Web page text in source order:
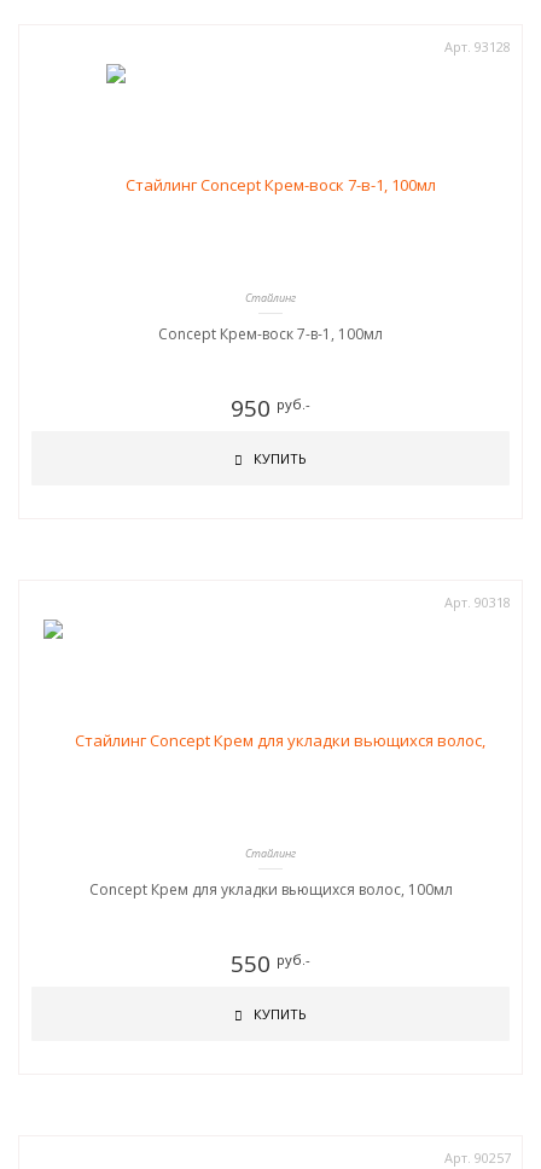
Арт. 93128
Стайлинг
Concept Крем-воск 7-в-1, 100мл
950 руб.-
КУПИТЬ
Арт. 90318
Стайлинг
Concept Крем для укладки вьющихся волос, 100мл
550 руб.-
КУПИТЬ
Арт. 90257